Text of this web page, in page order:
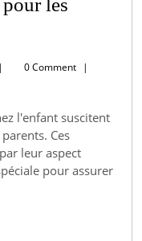
les
| 0 Comment |
l'enfant suscitent
Ces
leur aspect
pour assurer